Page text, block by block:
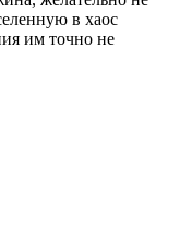
в хаос
им точно не